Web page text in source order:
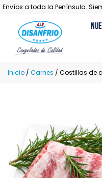
Envíos a toda la Península.
Inicio / Carnes / Costillas de